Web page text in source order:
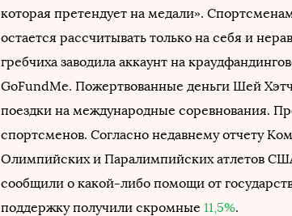
которая претендует на медали».
остается рассчитывать только на себя и
гребчиха заводила аккаунт на
GoFundMe. Пожертвованные деньги Шей
поездки на международные соревнования.
спортсменов. Согласно недавнему отчету
Олимпийских и Паралимпийских атлетов
сообщили о какой-либо помощи от
поддержку получили скромные 11,5%.